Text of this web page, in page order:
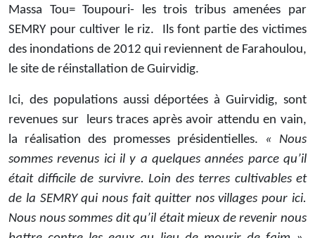
Massa Tou= Toupouri- les trois tribus amenées par
SEMRY pour cultiver le riz. Ils font partie des victimes
des inondations de 2012 qui reviennent de Farahoulou,
le site de réinstallation de Guirvidig.
Ici, des populations aussi déportées à Guirvidig, sont
revenues sur leurs traces après avoir attendu en vain,
la réalisation des promesses présidentielles.
« Nous
sommes revenus ici il y a quelques années parce qu’il
était difficile de survivre. Loin des terres cultivables et
de la SEMRY qui nous fait quitter nos villages pour ici.
Nous nous sommes dit qu’il était mieux de revenir nous